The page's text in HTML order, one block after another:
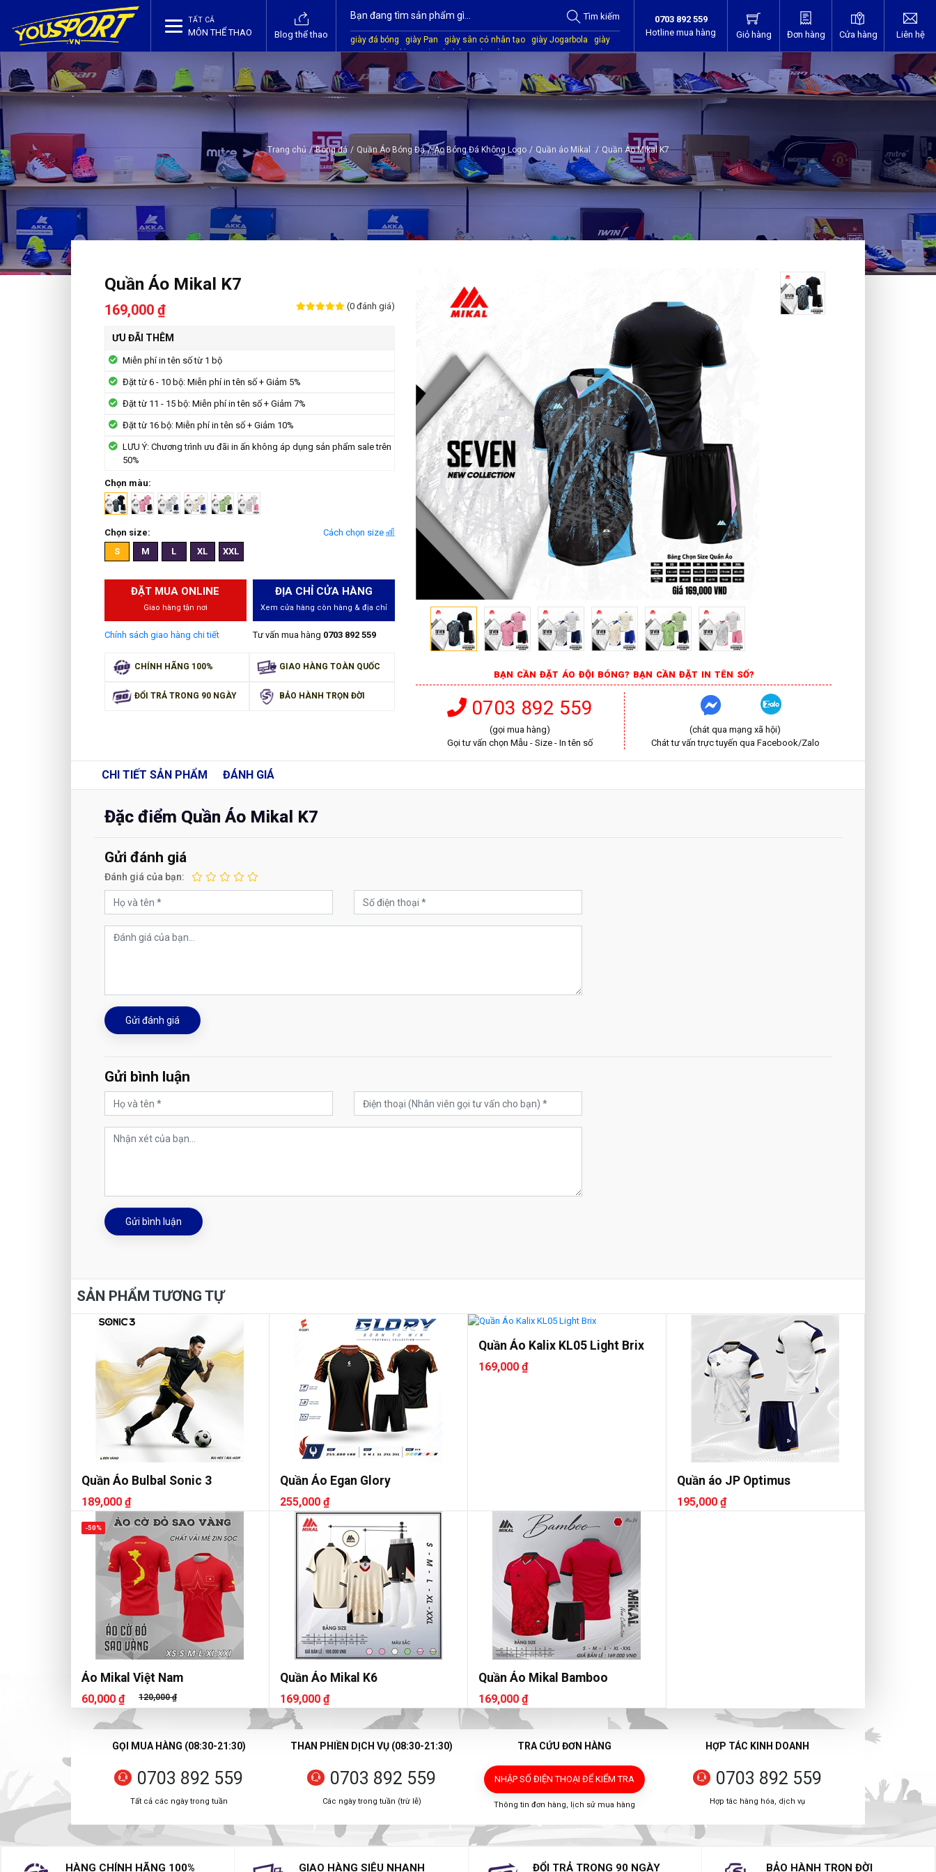
TẤT CẢ
MÔN THỂ THAO Blog thể thao
Tìm kiếm
giày đá bóng giày Pan giày sân cỏ nhân tạo giày Jogarbola
giày
Mitre
giày Akka quần áo bóng đá giày Kamito
0703 892 559
Hotline mua hàng
Giỏ hàng Đơn hàng Cửa hàng Liên hệ
Trang chủ / Bóng đá / Quần Áo Bóng Đá / Áo Bóng Đá Không Logo / Quần áo Mikal / Quần Áo Mikal K7
Quần Áo Mikal K7
169,000 ₫ (0 đánh giá)
ƯU ĐÃI THÊM
Miễn phí in tên số từ 1 bộ
Đặt từ 6 - 10 bộ: Miễn phí in tên số + Giảm 5%
Đặt từ 11 - 15 bộ: Miễn phí in tên số + Giảm 7%
Đặt từ 16 bộ: Miễn phí in tên số + Giảm 10%
LƯU Ý: Chương trình ưu đãi in ấn không áp dụng sản phẩm sale trên
50%
Chọn màu:
Chọn size:
Cách chọn size
S
M L XL XXL
ĐẶT MUA ONLINE
Giao hàng tận nơi
Chính sách giao hàng chi tiết
ĐỊA CHỈ CỬA HÀNG
Xem cửa hàng còn hàng & địa chỉ
Tư vấn mua hàng 0703 892 559
CHÍNH HÃNG 100% GIAO HÀNG TOÀN QUỐC
ĐỔI TRẢ TRONG 90 NGÀY BẢO HÀNH TRỌN ĐỜI
BẠN CẦN ĐẶT ÁO ĐỘI BÓNG? BẠN CẦN ĐẶT IN TÊN SỐ?
0703 892 559
(gọi mua hàng)
Gọi tư vấn chọn Mẫu - Size - In tên số
(chát qua mạng xã hội)
Chát tư vấn trực tuyến qua Facebook/Zalo
CHI TIẾT SẢN PHẨM ĐÁNH GIÁ
Đặc điểm Quần Áo Mikal K7
Gửi đánh giá
Đánh giá của bạn:
Gửi đánh giá
Gửi bình luận
Gửi bình luận
SẢN PHẨM TƯƠNG TỰ
Quần Áo Bulbal Sonic 3
189,000 ₫
Quần Áo Egan Glory
255,000 ₫
Quần Áo Kalix KL05 Light Brix
169,000 ₫
Quần áo JP Optimus
195,000 ₫
Áo Mikal Việt Nam
60,000 ₫ 120,000 ₫
-50%
Quần Áo Mikal K6
169,000 ₫
Quần Áo Mikal Bamboo
169,000 ₫
GỌI MUA HÀNG (08:30-21:30)
0703 892 559
Tất cả các ngày trong tuần
THAN PHIỀN DỊCH VỤ (08:30-21:30)
0703 892 559
Các ngày trong tuần (trừ lễ)
TRA CỨU ĐƠN HÀNG
NHẬP SỐ ĐIỆN THOẠI ĐỂ KIỂM TRA
Thông tin đơn hàng, lịch sử mua hàng
HỢP TÁC KINH DOANH
0703 892 559
Hợp tác hàng hóa, dịch vụ
HÀNG CHÍNH HÃNG 100% GIAO HÀNG SIÊU NHANH ĐỔI TRẢ TRONG 90 NGÀY BẢO HÀNH TRỌN ĐỜI